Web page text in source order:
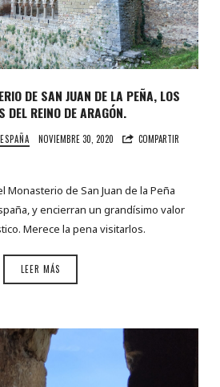
DE SAN JUAN DE LA PEÑA, LOS
DEL REINO DE ARAGÓN.
NOVIEMBRE 30, 2020 COMPARTIR
Monasterio de San Juan de la Peña
y encierran un grandísimo valor
Merece la pena visitarlos.
LEER MÁS